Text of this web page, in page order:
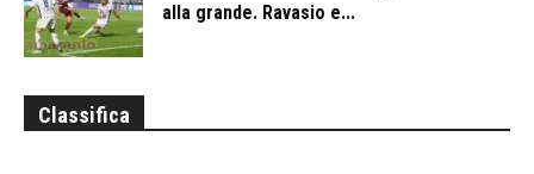
alla grande. Ravasio e...
Classifica